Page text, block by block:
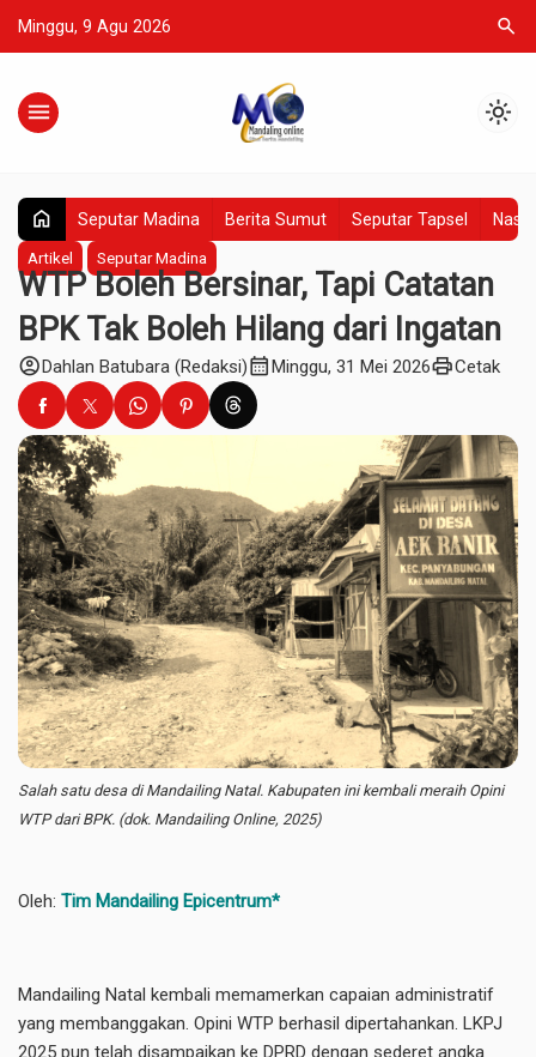
Minggu, 9 Agu 2026 search
menu light_mode
home Seputar Madina Berita Sumut Seputar Tapsel
Artikel
Seputar Madina
WTP Boleh Bersinar, Tapi Catatan
BPK Tak Boleh Hilang dari Ingatan
account_circleDahlan Batubara (Redaksi)calendar_monthMinggu, 31 Mei 2026printCetak
Salah satu desa di Mandailing Natal. Kabupaten ini kembali meraih Opini
WTP dari BPK. (dok. Mandailing Online, 2025)
Oleh: Tim Mandailing Epicentrum*
Mandailing Natal kembali memamerkan capaian administratif
yang membanggakan. Opini WTP berhasil dipertahankan. LKPJ
2025 pun telah disampaikan ke DPRD dengan sederet angka